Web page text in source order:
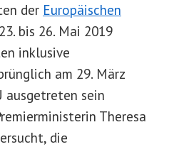
der Europäischen
bis 26. Mai 2019
inklusive
am 29. März
ausgetreten sein
Theresa
die